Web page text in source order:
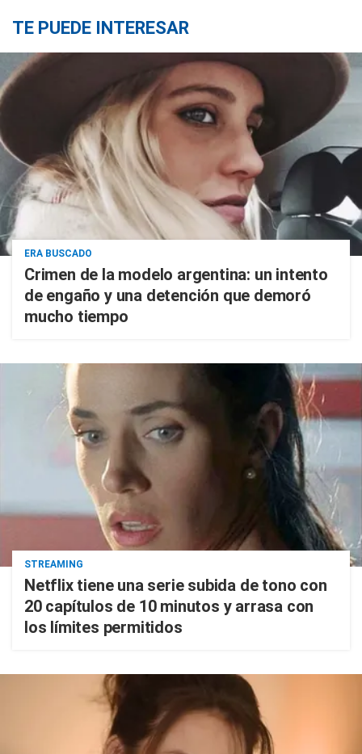
TE PUEDE INTERESAR
ERA BUSCADO
Crimen de la modelo argentina: un intento
de engaño y una detención que demoró
mucho tiempo
STREAMING
Netflix tiene una serie subida de tono con
20 capítulos de 10 minutos y arrasa con
los límites permitidos